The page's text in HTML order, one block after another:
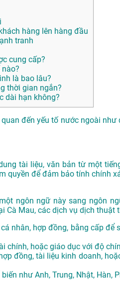
hàng lên hàng đầu
tranh
cung cấp?
là bao lâu?
thời gian ngắn?
dài hạn không?
đến yếu tố nước ngoài như
tài liệu, văn bản từ một
quyền để đảm bảo tính chính
ngôn ngữ này sang ngôn
Cà Mau, các dịch vụ dịch thuật
nhân, hợp đồng, bằng cấp để
chính, hoặc giáo dục với độ
đồng, tài liệu kinh doanh,
như Anh, Trung, Nhật, Hàn,